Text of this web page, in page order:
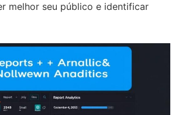
melhor seu público e identificar